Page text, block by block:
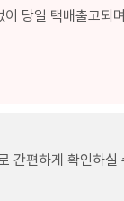
당일 택배출고
간편하게 확인하실